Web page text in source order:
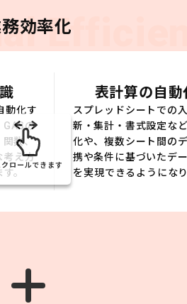
効率化
動化す
GASの
関数、
考え方
。
表計算の自動
スプレッドシートでの
新・集計・書式設定な
化や、複数シート間の
携や条件に基づいたデ
を実現できるようにな
クロールできます